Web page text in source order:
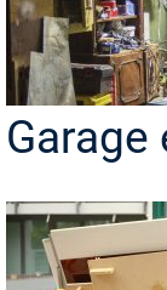
Garage